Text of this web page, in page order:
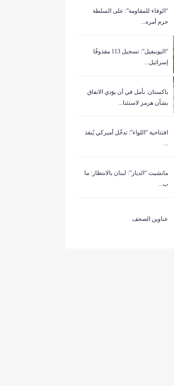
“الوفاء للمقاومة”: على السلطة
حزم أمره...
“اليونيفيل”: تسجيل 113 مقذوفًا
إسرائيل...
باكستان: نأمل في أن يؤدي الاتفاق
بشأن هرمز لاستئنا...
افتتاحية “اللواء”: تدخّل أميركي يُنقذ
...
مانشيت “الديار”: لبنان بالانتظار: ما
ب...
عناوين الصحف